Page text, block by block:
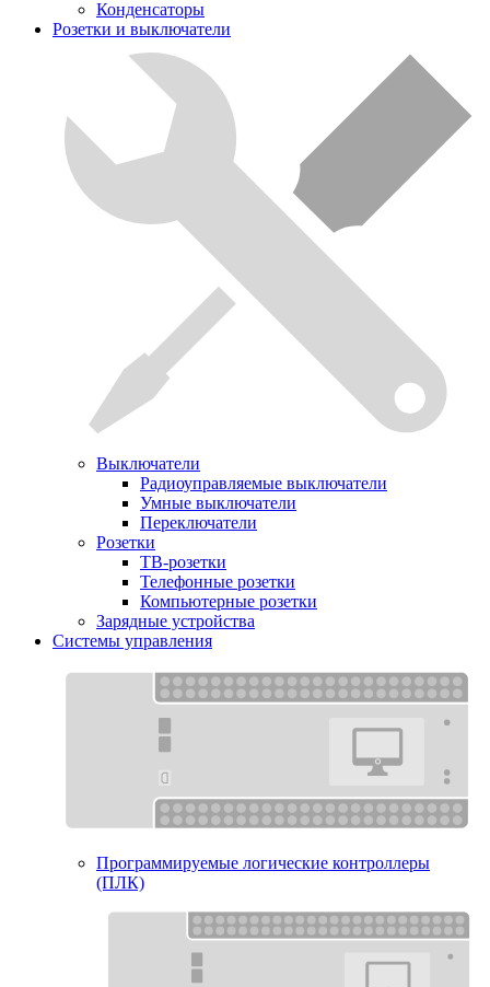
Конденсаторы
Розетки и выключатели
Выключатели
Радиоуправляемые выключатели
Умные выключатели
Переключатели
Розетки
ТВ-розетки
Телефонные розетки
Компьютерные розетки
Зарядные устройства
Системы управления
Программируемые логические контроллеры
(ПЛК)